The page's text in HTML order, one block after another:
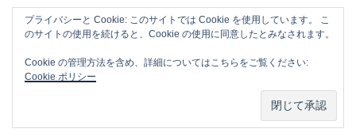
プライバシーと Cookie: このサイトでは Cookie を使用しています。 こ
のサイトの使用を続けると、Cookie の使用に同意したとみなされます。
Cookie の管理方法を含め、詳細についてはこちらをご覧ください:
Cookie ポリシー